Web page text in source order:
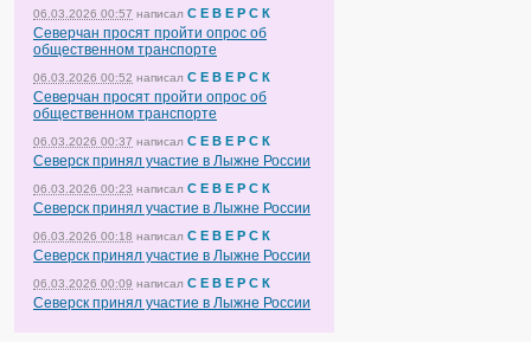
06.03.2026 00:57 написал С Е В Е Р С К
Северчан просят пройти опрос об
общественном транспорте
06.03.2026 00:52 написал С Е В Е Р С К
Северчан просят пройти опрос об
общественном транспорте
06.03.2026 00:37 написал С Е В Е Р С К
Северск принял участие в Лыжне России
06.03.2026 00:23 написал С Е В Е Р С К
Северск принял участие в Лыжне России
06.03.2026 00:18 написал С Е В Е Р С К
Северск принял участие в Лыжне России
06.03.2026 00:09 написал С Е В Е Р С К
Северск принял участие в Лыжне России